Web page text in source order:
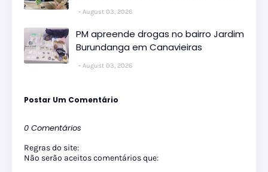
August 03, 2026
PM apreende drogas no bairro Jardim
Burundanga em Canavieiras
August 03, 2026
Postar Um Comentário
0 Comentários
Regras do site:
Não serão aceitos comentários que: